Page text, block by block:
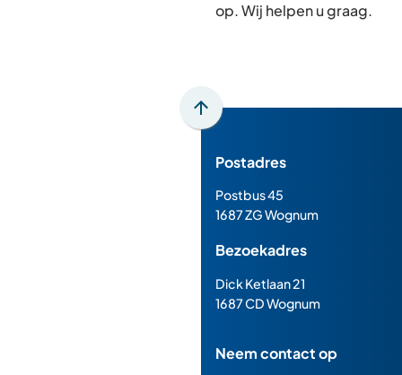
op. Wij helpen u graag.
Scroll
boven
het
van
de
paginainhoud
Postadres
Postbus 45
1687 ZG Wognum
Bezoekadres
Dick Ketlaan 21
1687 CD Wognum
Neem contact op